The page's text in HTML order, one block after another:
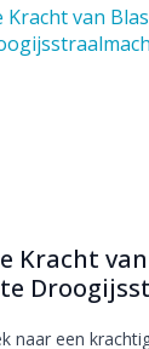
Kracht
naar een